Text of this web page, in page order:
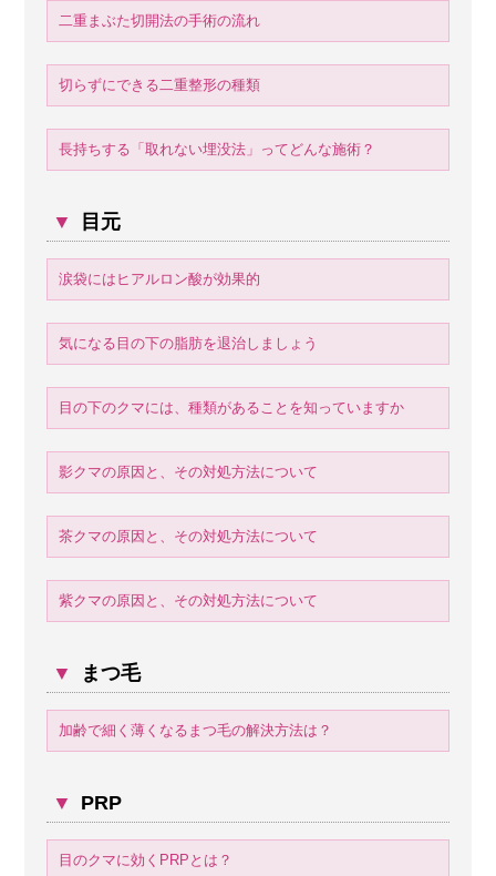
二重まぶた切開法の手術の流れ
切らずにできる二重整形の種類
長持ちする「取れない埋没法」ってどんな施術？
▼ 目元
涙袋にはヒアルロン酸が効果的
気になる目の下の脂肪を退治しましょう
目の下のクマには、種類があることを知っていますか
影クマの原因と、その対処方法について
茶クマの原因と、その対処方法について
紫クマの原因と、その対処方法について
▼ まつ毛
加齢で細く薄くなるまつ毛の解決方法は？
▼ PRP
目のクマに効くPRPとは？